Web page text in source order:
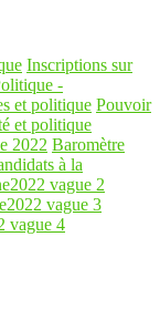
Inscriptions sur
-
et politique Pouvoir
et politique
2022 Baromètre
à la
vague 2
vague 3
vague 4